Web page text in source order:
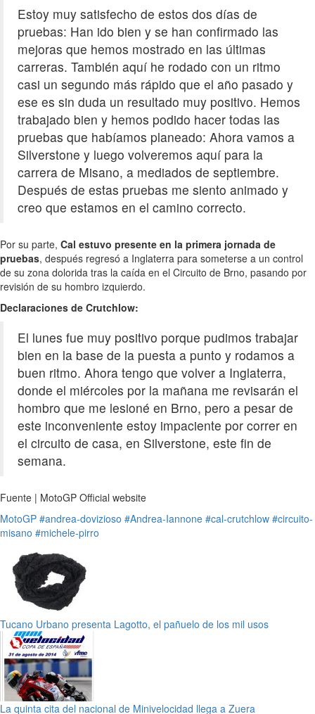
Estoy muy satisfecho de estos dos días de
pruebas: Han ido bien y se han confirmado las
mejoras que hemos mostrado en las últimas
carreras. También aquí he rodado con un ritmo
casi un segundo más rápido que el año pasado y
ese es sin duda un resultado muy positivo. Hemos
trabajado bien y hemos podido hacer todas las
pruebas que habíamos planeado: Ahora vamos a
Silverstone y luego volveremos aquí para la
carrera de Misano, a mediados de septiembre.
Después de estas pruebas me siento animado y
creo que estamos en el camino correcto.
Por su parte, Cal estuvo presente en la primera jornada de
pruebas, después regresó a Inglaterra para someterse a un control
de su zona dolorida tras la caída en el Circuito de Brno, pasando por
revisión de su hombro izquierdo.
Declaraciones de Crutchlow:
El lunes fue muy positivo porque pudimos trabajar
bien en la base de la puesta a punto y rodamos a
buen ritmo. Ahora tengo que volver a Inglaterra,
donde el miércoles por la mañana me revisarán el
hombro que me lesioné en Brno, pero a pesar de
este inconveniente estoy impaciente por correr en
el circuito de casa, en Silverstone, este fin de
semana.
Fuente | MotoGP Official website
MotoGP #andrea-dovizioso #Andrea-Iannone #cal-crutchlow #circuito-
misano #michele-pirro
Tucano Urbano presenta Lagotto, el pañuelo de los mil usos
La quinta cita del nacional de Minivelocidad llega a Zuera